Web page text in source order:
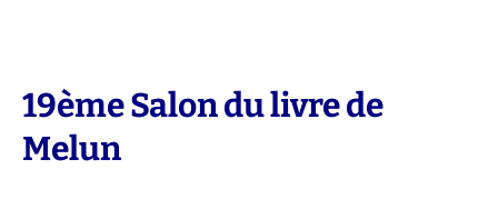
19ème Salon du livre de
Melun